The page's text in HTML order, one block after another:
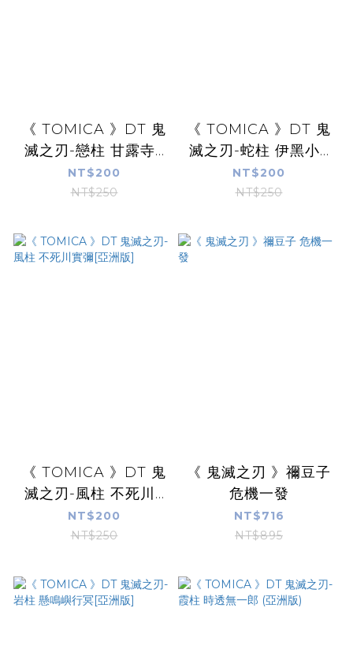
《 TOMICA 》DT 鬼
滅之刃-戀柱 甘露寺...
NT$200
NT$250
《 TOMICA 》DT 鬼
滅之刃-蛇柱 伊黑小...
NT$200
NT$250
《 TOMICA 》DT 鬼
滅之刃-風柱 不死川...
NT$200
NT$250
《 鬼滅之刃 》禰豆子
危機一發
NT$716
NT$895